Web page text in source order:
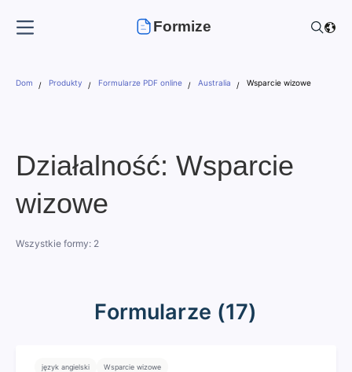
Formize
Dom Produkty Formularze PDF online Australia Wsparcie wizowe
Działalność: Wsparcie
wizowe
Wszystkie formy: 2
Formularze (17)
język angielski Wsparcie wizowe